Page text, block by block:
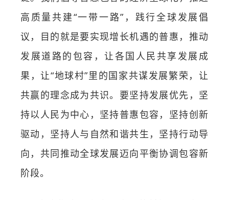
高质量共建“一带一路”，践行全球发展倡
议，目的就是要实现增长机遇的普惠，推动
发展道路的包容，让各国人民共享发展成
果，让“地球村”里的国家共谋发展繁荣，让
共赢的理念成为共识。要坚持发展优先，坚
持以人民为中心，坚持普惠包容，坚持创新
驱动，坚持人与自然和谐共生，坚持行动导
向，共同推动全球发展迈向平衡协调包容新
阶段。